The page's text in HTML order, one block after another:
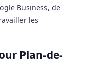
Business, de
les
Plan-de-